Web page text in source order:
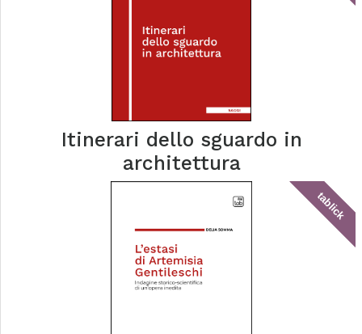
Itinerari dello sguardo in
architettura
tablick